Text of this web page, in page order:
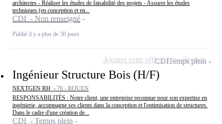
architectes - Réaliser les études de faisabilité des projets - Assurer les études
techniques (en conception et en...
CDI - Non renseigné
Publié il y a plus de 30 jours
Ingénieur Structure Bois (H/F)
NEXTGEN RH - 76 - ROUEN
RESPONSABILITÉS : Notre client, une entreprise reconnue pour son expertise en
ingénierie, accompagne ses clients dans la conception et l'optimisation de structures.
Dans le cadre d'une création de...
CDI - Temps plein
CDITemps plein
Ajouter cette offre à ma sélection